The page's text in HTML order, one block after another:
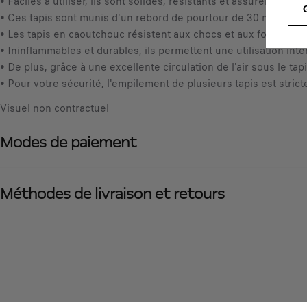
• Ces tapis sont munis d'un rebord de pourtour de 30 mm ce
• Les tapis en caoutchouc résistent aux chocs et aux fortes
• Ininflammables et durables, ils permettent une utilisation
• De plus, grâce à une excellente circulation de l'air sous le
• Pour votre sécurité, l'empilement de plusieurs tapis est
Visuel non contractuel
Modes de paiement
Méthodes de livraison et retours